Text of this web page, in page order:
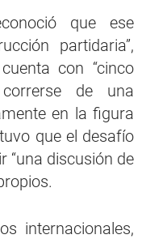
que ese
partidaria”,
con “cinco
de una
en la figura
que el desafío
“una discusión de
internacionales,